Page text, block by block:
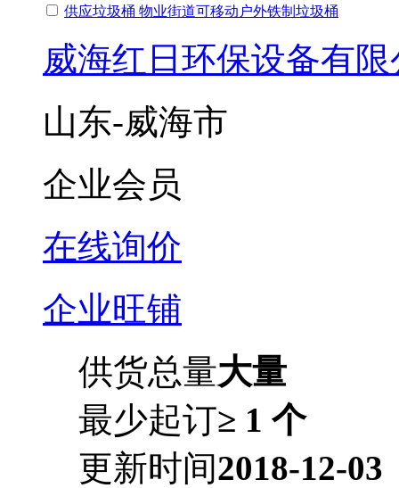
供应垃圾桶 物业街道可移动户外铁制垃圾桶
威海红日环保设备有
山东-威海市
企业会员
在线询价
企业旺铺
供货总量大量
最少起订≥ 1 个
更新时间2018-12-03